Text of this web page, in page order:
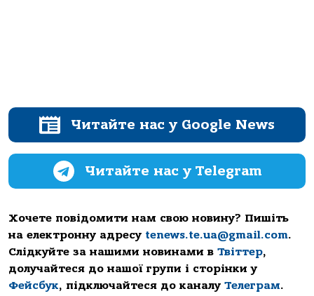
Читайте нас у Google News
Читайте нас у Telegram
Хочете повідомити нам свою новину? Пишіть
на електронну адресу tenews.te.ua@gmail.com.
Слідкуйте за нашими новинами в Твіттер,
долучайтеся до нашої групи і сторінки у
Фейсбук, підключайтеся до каналу Телеграм.